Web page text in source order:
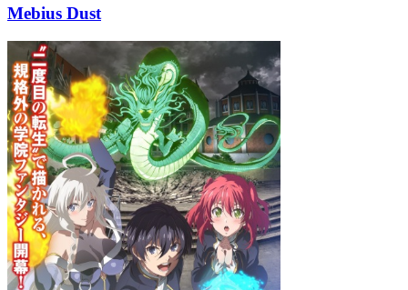
Mebius Dust